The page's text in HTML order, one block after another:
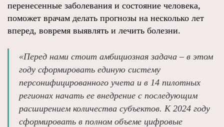
перенесенные заболевания и состояние человека,
поможет врачам делать прогнозы на несколько лет
вперед, вовремя выявлять и лечить болезни.
«Перед нами стоит амбициозная задача – в этом
году сформировать единую систему
персонифицированного учета и в 14 пилотных
регионах начать ее внедрение с последующим
расширением количества субъектов. К 2024 году
сформировать в полном объеме цифровые